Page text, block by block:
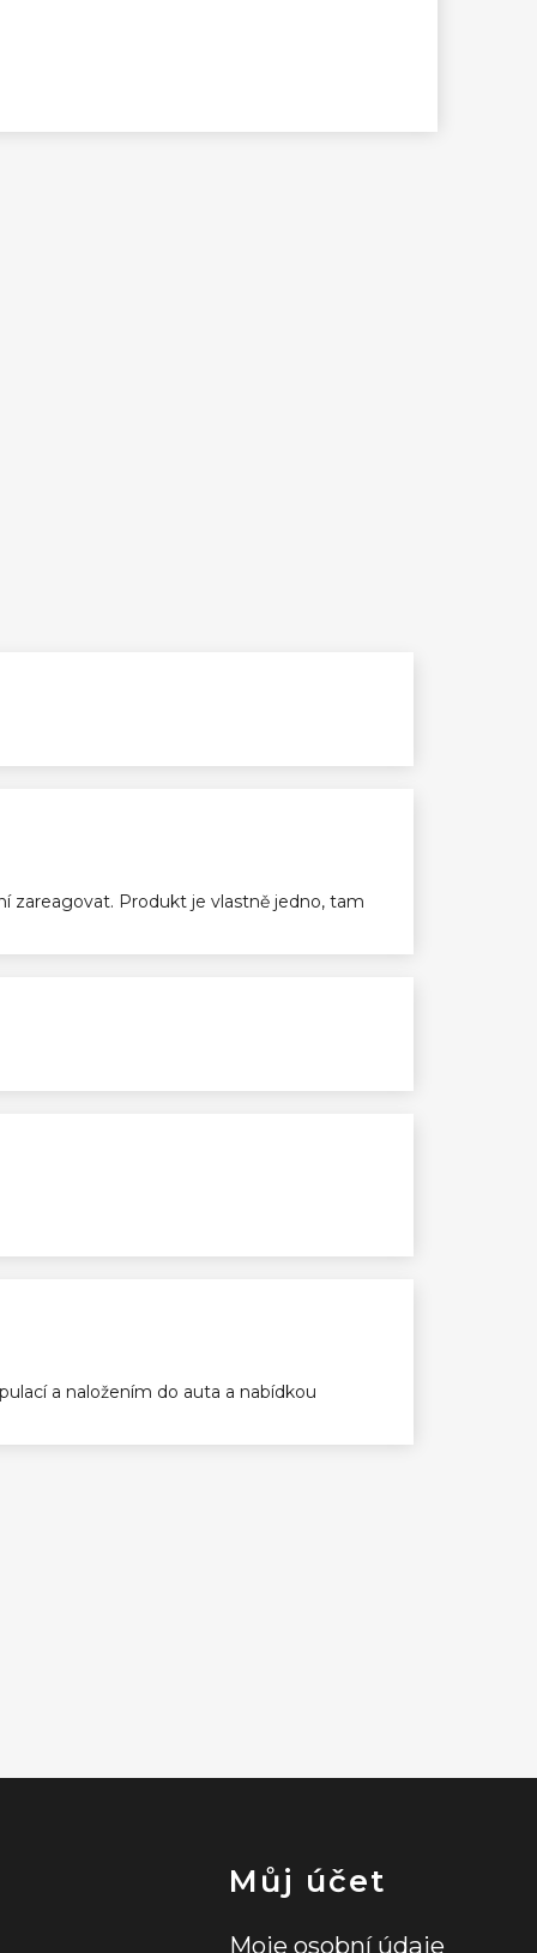
zareagovat. Produkt je vlastně jedno, tam
a naložením do auta a nabídkou
Můj účet
Moje osobní údaje